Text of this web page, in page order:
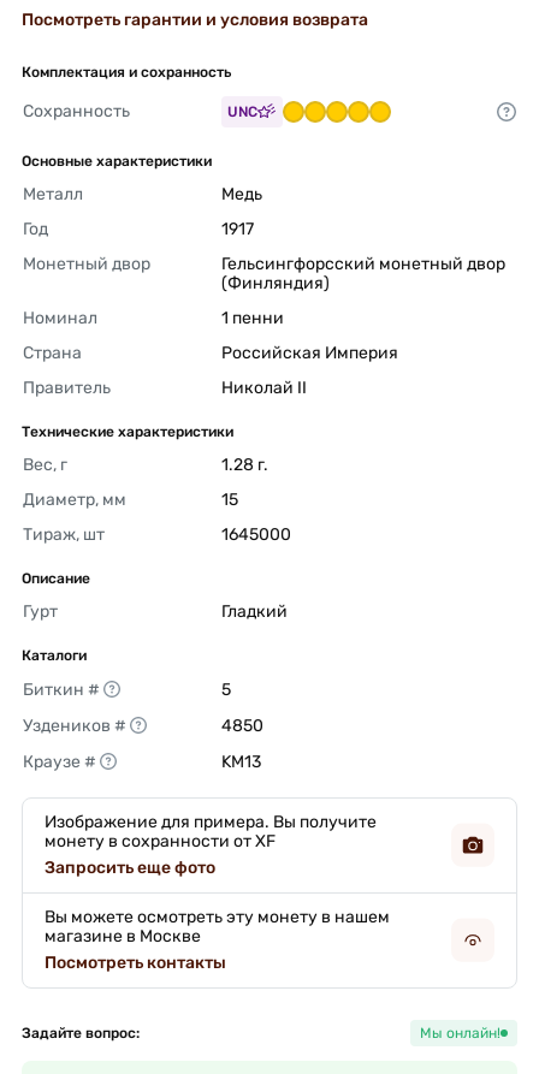
Посмотреть гарантии и условия возврата
Комплектация и сохранность
Сохранность UNC
Основные характеристики
Металл
Медь
Год
1917
Монетный двор
Гельсингфорсский монетный двор
(Финляндия)
Номинал
1 пенни
Страна
Российская Империя
Правитель
Николай II
Технические характеристики
Вес, г
1.28 г.
Диаметр, мм
15
Тираж, шт
1645000
Описание
Гурт Гладкий
Каталоги
Биткин #
5
Уздеников #
4850
Краузе #
KM13
Изображение для примера. Вы получите
монету в сохранности от XF
Запросить еще фото
Вы можете осмотреть эту монету в нашем
магазине в Москве
Посмотреть контакты
Задайте вопрос: Мы онлайн!